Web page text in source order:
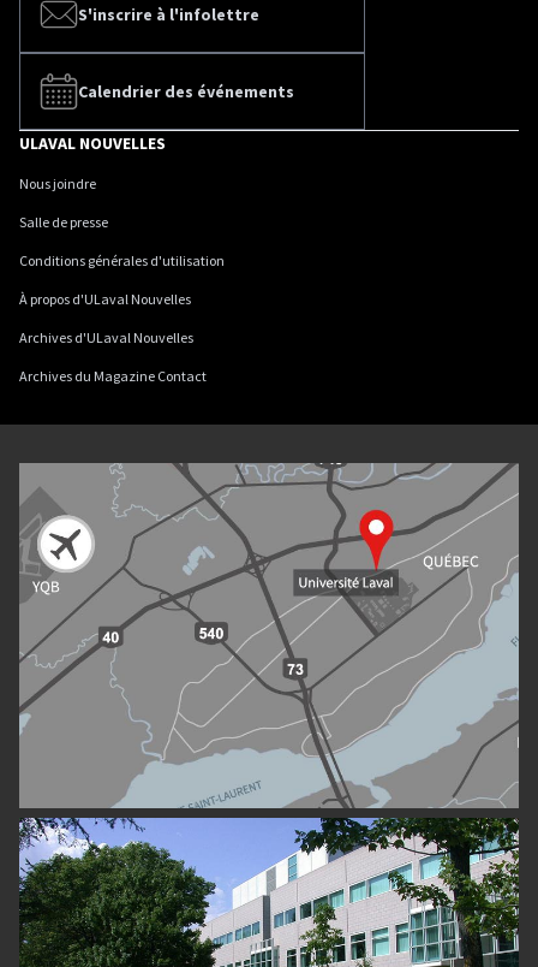
S'inscrire à l'infolettre
Calendrier des événements
ULAVAL NOUVELLES
Nous joindre
Salle de presse
Conditions générales d'utilisation
À propos d'ULaval Nouvelles
Archives d'ULaval Nouvelles
Archives du Magazine Contact